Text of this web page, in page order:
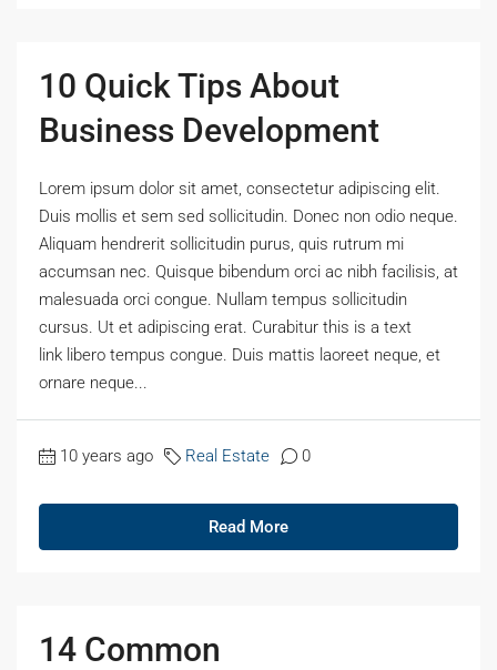
10 Quick Tips About
Business Development
Lorem ipsum dolor sit amet, consectetur adipiscing elit.
Duis mollis et sem sed sollicitudin. Donec non odio neque.
Aliquam hendrerit sollicitudin purus, quis rutrum mi
accumsan nec. Quisque bibendum orci ac nibh facilisis, at
malesuada orci congue. Nullam tempus sollicitudin
cursus. Ut et adipiscing erat. Curabitur this is a text
link libero tempus congue. Duis mattis laoreet neque, et
ornare neque...
10 years ago Real Estate 0
Read More
14 Common